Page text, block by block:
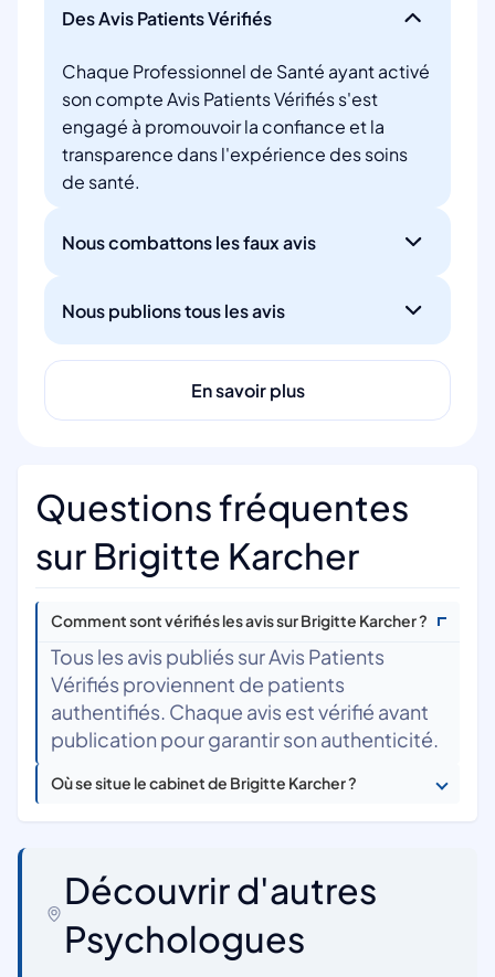
Des Avis Patients Vérifiés
Chaque Professionnel de Santé ayant activé
son compte Avis Patients Vérifiés s'est
engagé à promouvoir la confiance et la
transparence dans l'expérience des soins
de santé.
Nous combattons les faux avis
Nous publions tous les avis
En savoir plus
Questions fréquentes
sur Brigitte Karcher
Comment sont vérifiés les avis sur Brigitte Karcher ?
Tous les avis publiés sur Avis Patients
Vérifiés proviennent de patients
authentifiés. Chaque avis est vérifié avant
publication pour garantir son authenticité.
Où se situe le cabinet de Brigitte Karcher ?
Découvrir d'autres
Psychologues